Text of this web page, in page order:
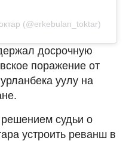
(@erkebulan_toktar)
досрочную
поражение от
уулу на
судьи о
устроить реванш в